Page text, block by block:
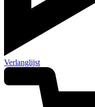
Verlanglijst